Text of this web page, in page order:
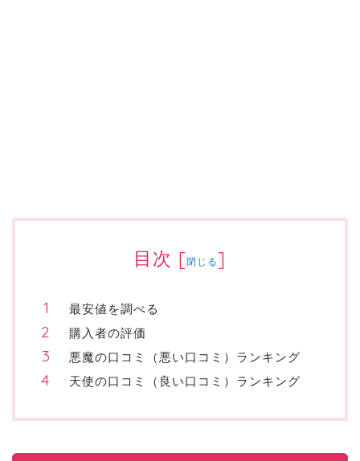
目次 [閉じる]
最安値を調べる
購入者の評価
悪魔の口コミ（悪い口コミ）ランキング
天使の口コミ（良い口コミ）ランキング